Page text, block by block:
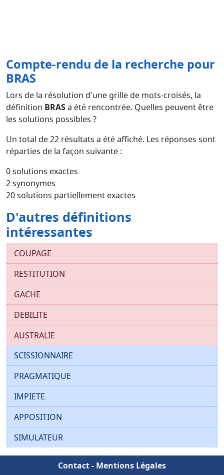
Compte-rendu de la recherche pour
BRAS
Lors de la résolution d'une grille de mots-croisés, la
définition BRASa été rencontrée. Quelles peuvent être
les solutions possibles ?
Un total de22 résultats a été affiché. Les réponses sont
réparties de la façon suivante :
0 solutions exactes
2 synonymes
20 solutions partiellement exactes
D'autres définitions
intéressantes
COUPAGE
RESTITUTION
GACHE
DEBILITE
AUSTRALIE
SCISSIONNAIRE
PRAGMATIQUE
IMPIETE
APPOSITION
SIMULATEUR
Contact- Mentions Légales